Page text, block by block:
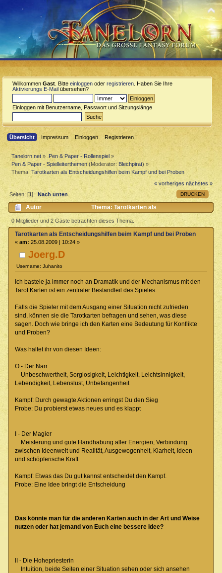
Willkommen Gast . Bitte einloggen oder registrieren . Haben Sie Ihre
Aktivierungs E-Mail übersehen?
Einloggen mit Benutzername, Passwort und Sitzungslänge
Übersicht Impressum Einloggen Registrieren
Tanelorn.net » Pen & Paper - Rollenspiel»
Pen & Paper - Spielleiterthemen(Moderator: Blechpirat) »
Thema:Tarotkarten als Entscheidungshilfen beim Kampf und bei Proben
« vorheriges nächstes »
DRUCKEN
Seiten: [1] Nach unten
Autor
Thema: Tarotkarten als
Entscheidungshilfen beim Kampf und bei Proben (Gelesen 9744 mal)
0 Mitglieder und 2 Gäste betrachten dieses Thema.
Joerg.D
Username: Juhanito
Tarotkarten als Entscheidungshilfen beim Kampf und bei Proben
« am: 25.08.2009 | 10:24 »
Ich bastele ja immer noch an Dramatik und der Mechanismus mit den
Tarot Karten ist ein zentraler Bestandteil des Spieles.
Falls die Spieler mit dem Ausgang einer Situation nicht zufrieden
sind, können sie die Tarotkarten befragen und sehen, was diese
sagen. Doch wie bringe ich den Karten eine Bedeutung für Konflikte
und Proben?
Was haltet ihr von diesen Ideen:
O - Der Narr
Unbeschwertheit, Sorglosigkeit, Leichtigkeit, Leichtsinnigkeit,
Lebendigkeit, Lebenslust, Unbefangenheit
Kampf: Durch gewagte Aktionen erringst Du den Sieg
Probe: Du probierst etwas neues und es klappt
I - Der Magier
Meisterung und gute Handhabung aller Energien, Verbindung
zwischen Ideenwelt und Realität, Ausgewogenheit, Klarheit, Ideen
und schöpferische Kraft
Kampf: Etwas das Du gut kannst entscheidet den Kampf.
Probe: Eine Idee bringt die Entscheidung
Das könnte man für die anderen Karten auch in der Art und Weise
nutzen oder hat jemand von Euch eine bessere Idee?
II - Die Hohepriesterin
Intuition, beide Seiten einer Situation sehen oder sich ansehen